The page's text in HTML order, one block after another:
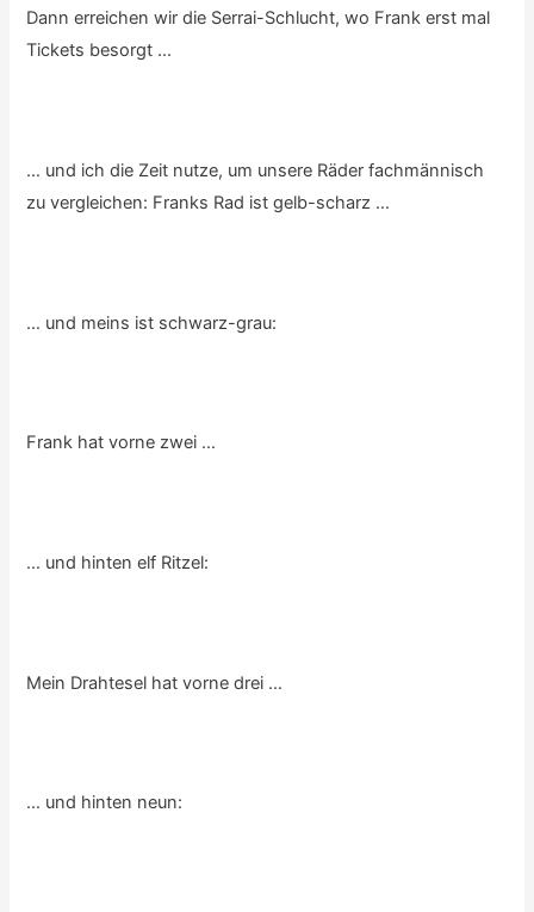
Dann erreichen wir die Serrai-Schlucht, wo Frank erst mal
Tickets besorgt …
… und ich die Zeit nutze, um unsere Räder fachmännisch
zu vergleichen: Franks Rad ist gelb-scharz …
… und meins ist schwarz-grau:
Frank hat vorne zwei …
… und hinten elf Ritzel:
Mein Drahtesel hat vorne drei …
… und hinten neun: